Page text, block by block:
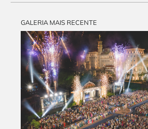
GALERIA MAIS RECENTE